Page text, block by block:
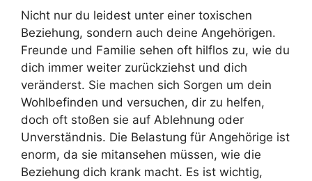
Nicht nur du leidest unter einer toxischen
Beziehung, sondern auch deine Angehörigen.
Freunde und Familie sehen oft hilflos zu, wie du
dich immer weiter zurückziehst und dich
veränderst. Sie machen sich Sorgen um dein
Wohlbefinden und versuchen, dir zu helfen,
doch oft stoßen sie auf Ablehnung oder
Unverständnis. Die Belastung für Angehörige ist
enorm, da sie mitansehen müssen, wie die
Beziehung dich krank macht. Es ist wichtig,